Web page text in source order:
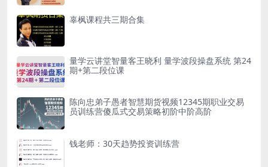
辜枫课程共三期合集
量学云讲堂智量客王晓利 量学波段操盘系统 第24
期+第二段位课
陈向忠弟子愚者智慧期货视频12345期职业交易
员训练营傻瓜式交易策略初阶中阶高阶
钱老师：30天趋势投资训练营